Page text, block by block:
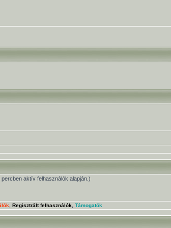
aktív felhasználók alapján.)
Regisztrált felhasználók Támogatók